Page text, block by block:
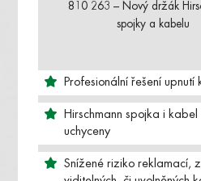
810 263 – Nový držák
spojky a kabelu
Profesionální řešení upnutí
Hirschmann spojka i
uchyceny
Snížené riziko reklamací,